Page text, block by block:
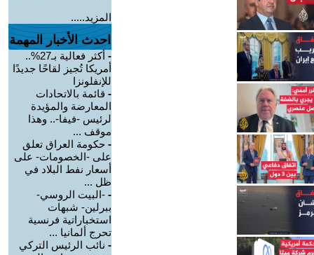
المزيد.....
احدث الأخبار المهمة
-
أكثر فعالية بـ27%..
أمريكا تُجيز لقاحًا جديدًا
للإنفلونزا
- قائمة بالاتحادات
المعارضة والمؤيدة
لرئيس -فيفا-.. وهذا
موقف ...
- حكومة العراق تعلق
على -الخصومات- على
أسعار نفط البلاد في
ظل ...
- -البيت الروسي-
ببرلين- شبهات
استخباراتية فرنسية
تحرج ألمانيا ...
- نائب الرئيس التركي